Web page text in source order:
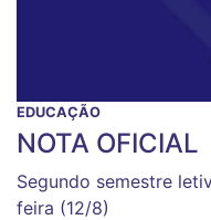
EDUCAÇÃO
NOTA OFICIAL
Segundo semestre
feira (12/8)